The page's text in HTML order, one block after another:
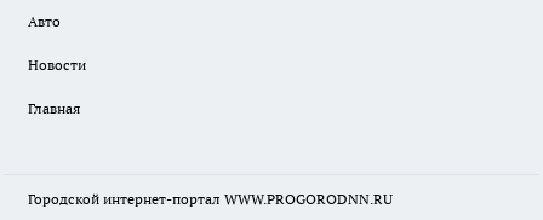
Авто
Новости
Главная
Городской интернет-портал WWW.PROGORODNN.RU